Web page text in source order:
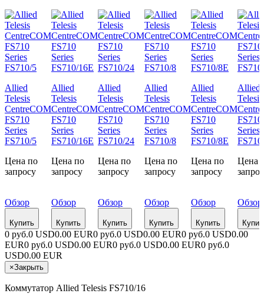
Allied
Telesis
CentreCOM
FS710
Series
FS710/5
Цена по
запросу
Обзор
Купить
Allied
Telesis
CentreCOM
FS710
Series
FS710/16E
Цена по
запросу
Обзор
Купить
Allied
Telesis
CentreCOM
FS710
Series
FS710/24
Цена по
запросу
Обзор
Купить
Allied
Telesis
CentreCOM
FS710
Series
FS710/8
Цена по
запросу
Обзор
Купить
Allied
Telesis
CentreCOM
FS710
Series
FS710/8E
Цена по
запросу
Обзор
Купить
Allied
Telesis
FS710
Series
Цена
Обзор
0 руб.0 USD0.00 EUR0 руб.0 USD0.00 EUR0 руб.0 USD0.00
EUR0 руб.0 USD0.00 EUR0 руб.0 USD0.00 EUR0 руб.0
USD0.00 EUR
×Закрыть
Коммутатор Allied Telesis FS710/16